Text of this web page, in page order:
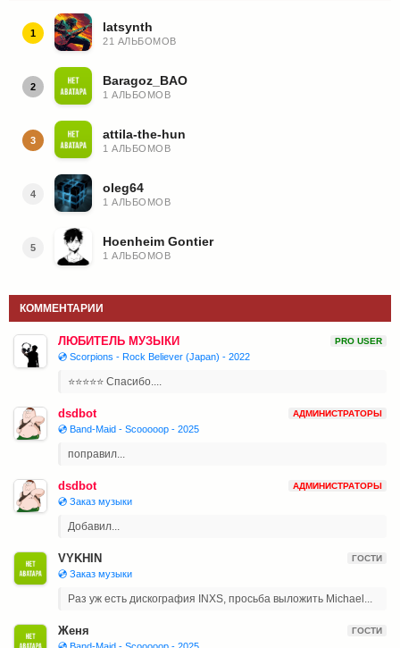
1 latsynth
21 АЛЬБОМОВ
2 Baragoz_BAO
1 АЛЬБОМОВ
3 attila-the-hun
1 АЛЬБОМОВ
4 oleg64
1 АЛЬБОМОВ
5 Hoenheim Gontier
1 АЛЬБОМОВ
КОММЕНТАРИИ
ЛЮБИТЕЛЬ МУЗЫКИ PRO USER
💿 Scorpions - Rock Believer (Japan) - 2022
⭐⭐⭐⭐⭐ Спасибо....
dsdbot АДМИНИСТРАТОРЫ
💿 Band-Maid - Scooooop - 2025
поправил...
dsdbot АДМИНИСТРАТОРЫ
💿 Заказ музыки
Добавил...
VYKHIN ГОСТИ
💿 Заказ музыки
Раз уж есть дискография INXS, просьба выложить Michael...
Женя ГОСТИ